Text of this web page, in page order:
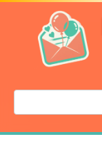
Перейти
контенту
Поиск: